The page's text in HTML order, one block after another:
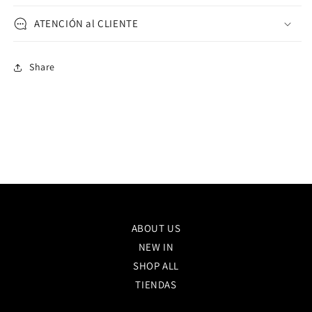
ATENCIÓN al CLIENTE
Share
ABOUT US
NEW IN
SHOP ALL
TIENDAS